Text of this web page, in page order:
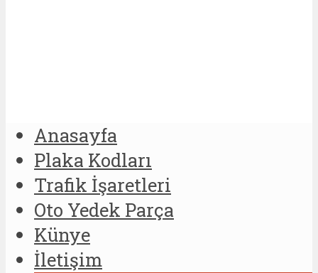
Anasayfa
Plaka Kodları
Trafik İşaretleri
Oto Yedek Parça
Künye
İletişim